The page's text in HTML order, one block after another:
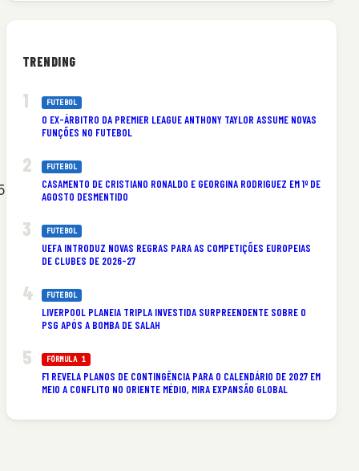
TRENDING
FUTEBOL
O EX-ÁRBITRO DA PREMIER LEAGUE ANTHONY TAYLOR ASSUME NOVAS
FUNÇÕES NO FUTEBOL
FUTEBOL
CASAMENTO DE CRISTIANO RONALDO E GEORGINA RODRIGUEZ EM 1º DE
AGOSTO DESMENTIDO
FUTEBOL
UEFA INTRODUZ NOVAS REGRAS PARA AS COMPETIÇÕES EUROPEIAS
DE CLUBES DE 2026-27
FUTEBOL
LIVERPOOL PLANEIA TRIPLA INVESTIDA SURPREENDENTE SOBRE O
PSG APÓS A BOMBA DE SALAH
FÓRMULA 1
F1 REVELA PLANOS DE CONTINGÊNCIA PARA O CALENDÁRIO DE 2027 EM
MEIO A CONFLITO NO ORIENTE MÉDIO, MIRA EXPANSÃO GLOBAL